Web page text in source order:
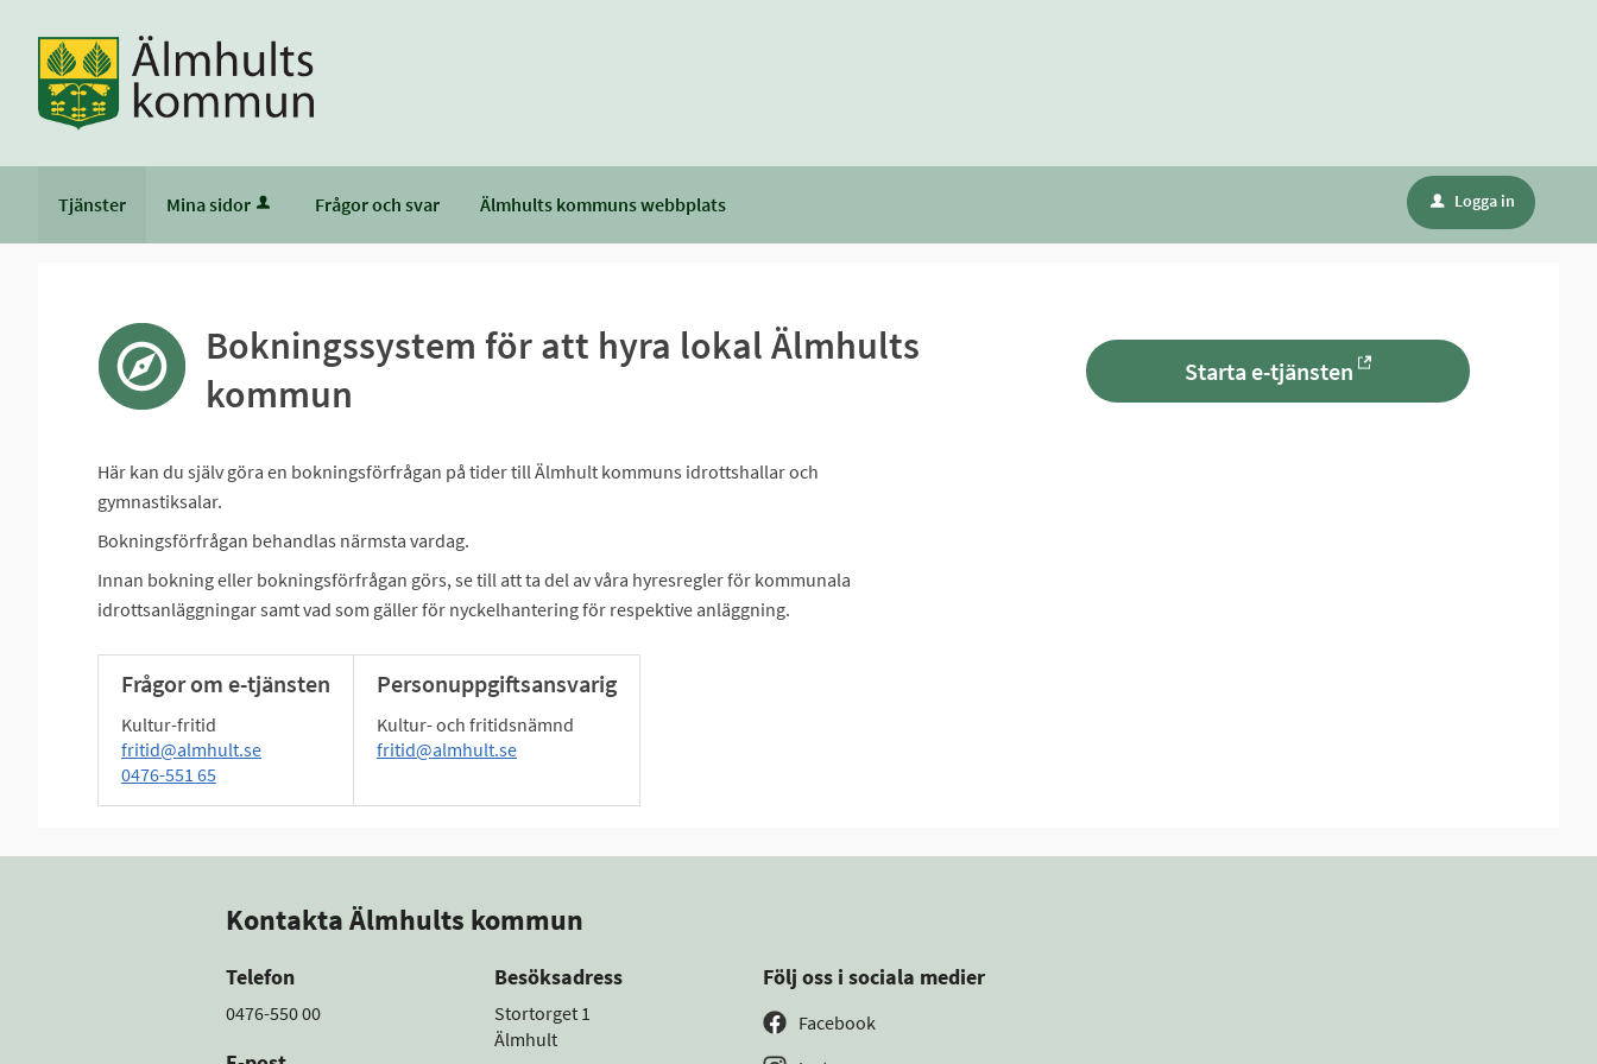
Tjänster Mina sidor Frågor och svar Älmhults kommuns webbplats u Logga in
Bokningssystem för att hyra lokal Älmhults
kommun
Här kan du själv göra en bokningsförfrågan på tider till Älmhult kommuns idrottshallar och
gymnastiksalar.
Bokningsförfrågan behandlas närmsta vardag.
Innan bokning eller bokningsförfrågan görs, se till att ta del av våra hyresregler för kommunala
idrottsanläggningar samt vad som gäller för nyckelhantering för respektive anläggning.
Frågor om e-tjänsten
Kultur-fritid
fritid@almhult.se
0476-551 65
Personuppgiftsansvarig
Kultur- och fritidsnämnd
fritid@almhult.se
Starta e-tjänsten
Kontakta Älmhults kommun
Telefon
0476-550 00
Besöksadress
Stortorget 1
Älmhult
Följ oss i sociala medier
Facebook